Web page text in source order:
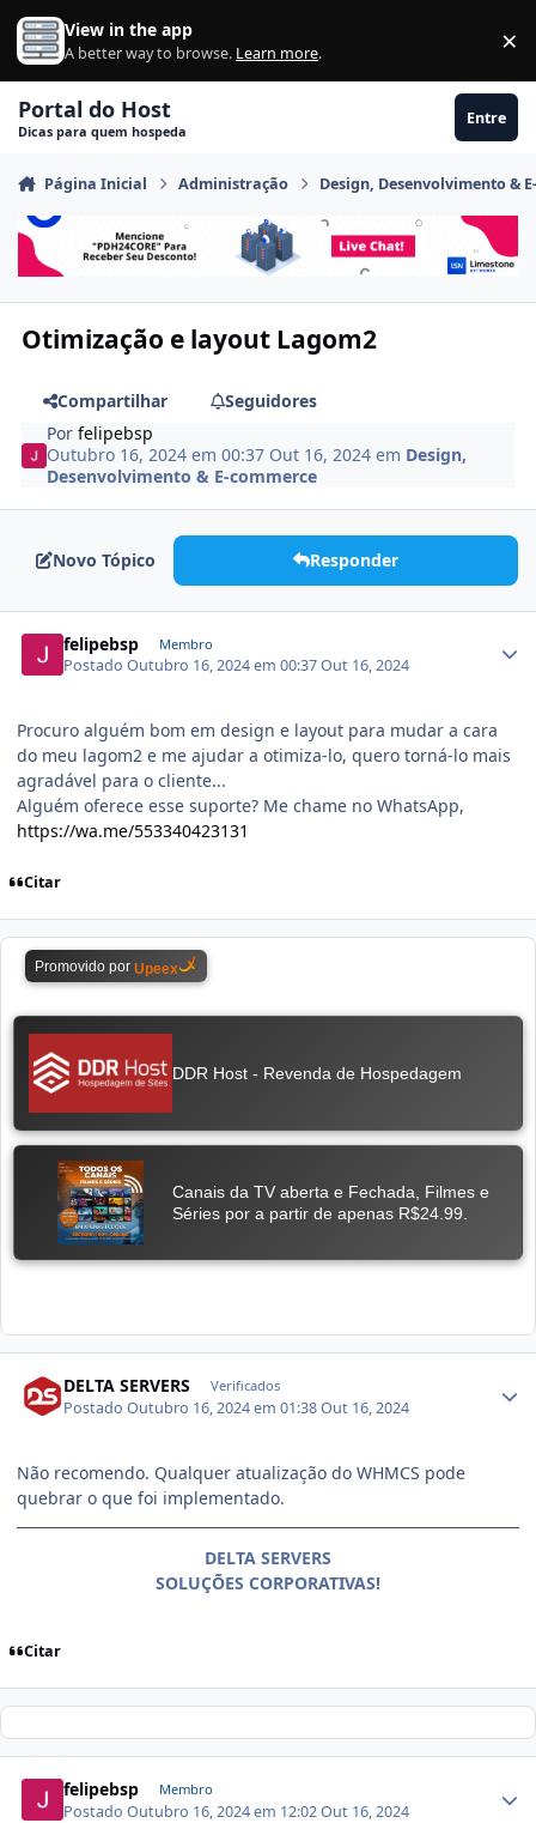
Ir para conteúdo
View in the app
A better way to browse. Learn more. ×
Portal do Host
Dicas para quem hospeda
Entre
Página Inicial Administração Design, Desenvolvimento &
Otimização e layout Lagom2
Compartilhar
Seguidores
Porfelipebsp
Outubro 16, 2024 em 00:37 Out 16, 2024 em Design,
Desenvolvimento & E-commerce
Novo Tópico Responder
felipebsp Membro
PostadoOutubro 16, 2024 em 00:37Out 16, 2024
Procuro alguém bom em design e layout para mudar a cara
do meu lagom2 e me ajudar a otimiza-lo, quero torná-lo mais
agradável para o cliente...
Alguém oferece esse suporte? Me chame no WhatsApp,
https://wa.me/553340423131
Citar
DELTA SERVERS Verificados
PostadoOutubro 16, 2024 em 01:38Out 16, 2024
Não recomendo. Qualquer atualização do WHMCS pode
quebrar o que foi implementado.
DELTA SERVERS
SOLUÇÕES CORPORATIVAS!
Citar
felipebsp Membro
PostadoOutubro 16, 2024 em 12:02Out 16, 2024